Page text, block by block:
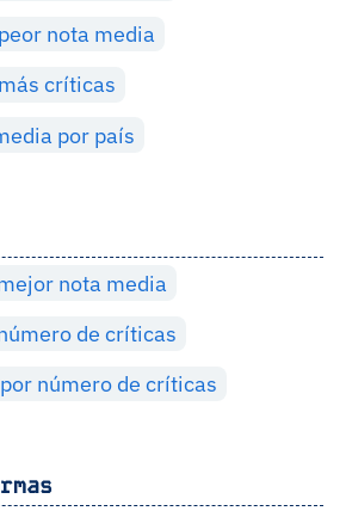
nota media
críticas
por país
nota media
de críticas
número de críticas